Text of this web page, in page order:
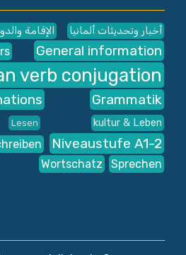
أخبار وتحديثات ألمانيا الإقامة
General information
verb conjugation
Grammatik
kultur & Leben
Lesen
Niveaustufe A1-2
Sprechen
Wortschatz